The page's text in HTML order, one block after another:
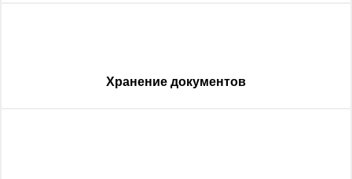
Хранение документов